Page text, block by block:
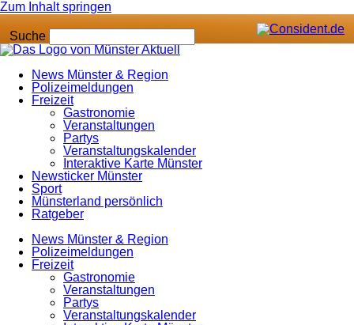
Zum Inhalt springen
Suche
News Münster & Region
Polizeimeldungen
Freizeit
Gastronomie
Veranstaltungen
Partys
Veranstaltungskalender
Interaktive Karte Münster
Newsticker Münster
Sport
Münsterland persönlich
Ratgeber
News Münster & Region
Polizeimeldungen
Freizeit
Gastronomie
Veranstaltungen
Partys
Veranstaltungskalender